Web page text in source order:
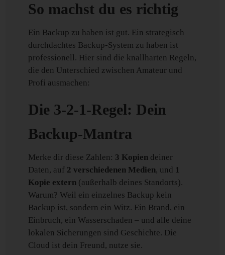
So machst du es richtig
Ein Backup zu haben ist gut. Ein strategisch
durchdachtes Backup-System zu haben ist
professionell. Hier sind die knallharten Regeln,
die den Unterschied zwischen Amateur und
Profi ausmachen:
Die 3-2-1-Regel: Dein
Backup-Mantra
Merke dir diese Zahlen: 3 Kopien deiner
Daten, auf 2 verschiedenen Medien, und 1
Kopie extern (außerhalb deines Standorts).
Warum? Weil ein einzelnes Backup kein
Backup ist, sondern ein Witz. Ein Brand, ein
Einbruch, ein Wasserschaden – und alle deine
lokalen Sicherungen sind Geschichte. Die
Cloud ist dein Freund, nutze sie.